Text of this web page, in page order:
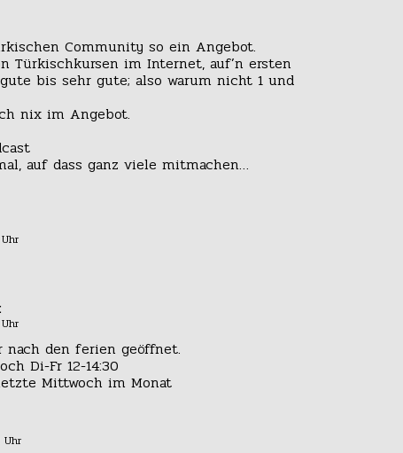
Community so ein Angebot.
Türkischkursen im Internet, auf’n ersten
bis sehr gute; also warum nicht 1 und
nix im Angebot.
auf dass ganz viele mitmachen…
nach den ferien geöffnet.
Di-Fr 12-14:30
Mittwoch im Monat